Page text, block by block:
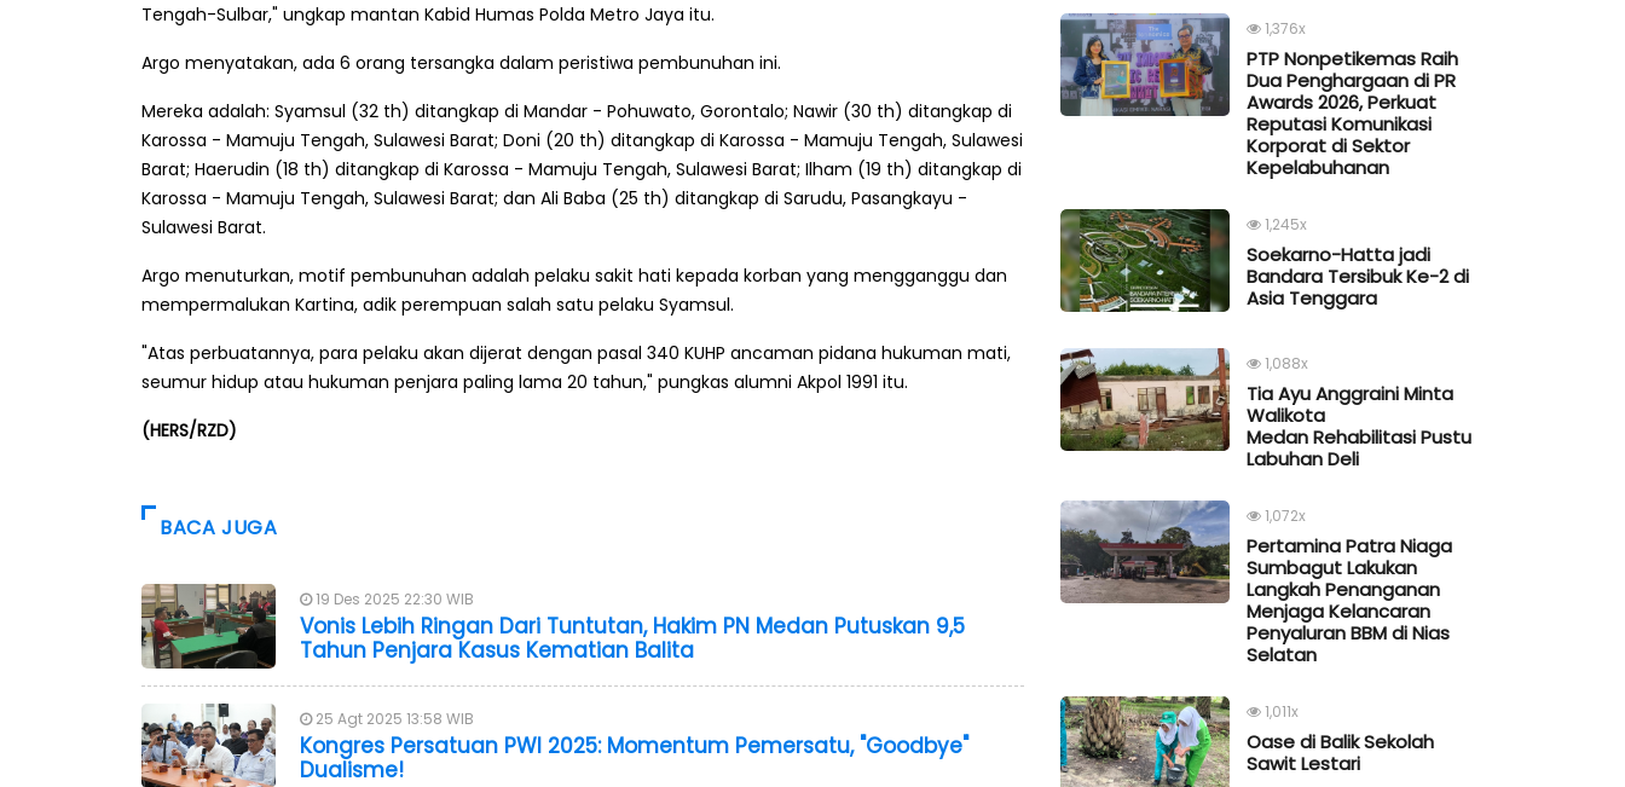
Tengah-Sulbar," ungkap mantan Kabid Humas Polda Metro Jaya itu.
Argo menyatakan, ada 6 orang tersangka dalam peristiwa pembunuhan ini.
Mereka adalah: Syamsul (32 th) ditangkap di Mandar - Pohuwato, Gorontalo; Nawir (30 th) ditangkap di
Karossa - Mamuju Tengah, Sulawesi Barat; Doni (20 th) ditangkap di Karossa - Mamuju Tengah, Sulawesi
Barat; Haerudin (18 th) ditangkap di Karossa - Mamuju Tengah, Sulawesi Barat; Ilham (19 th) ditangkap di
Karossa - Mamuju Tengah, Sulawesi Barat; dan Ali Baba (25 th) ditangkap di Sarudu, Pasangkayu -
Sulawesi Barat.
Argo menuturkan, motif pembunuhan adalah pelaku sakit hati kepada korban yang mengganggu dan
mempermalukan Kartina, adik perempuan salah satu pelaku Syamsul.
"Atas perbuatannya, para pelaku akan dijerat dengan pasal 340 KUHP ancaman pidana hukuman mati,
seumur hidup atau hukuman penjara paling lama 20 tahun," pungkas alumni Akpol 1991 itu.
(HERS/RZD)
BACA JUGA
19 Des 2025 22:30 WIB
Vonis Lebih Ringan Dari Tuntutan, Hakim PN Medan Putuskan 9,5
Tahun Penjara Kasus Kematian Balita
25 Agt 2025 13:58 WIB
Kongres Persatuan PWI 2025: Momentum Pemersatu, "Goodbye"
Dualisme!
1,376x
PTP Nonpetikemas Raih
Dua Penghargaan di PR
Awards 2026, Perkuat
Reputasi Komunikasi
Korporat di Sektor
Kepelabuhanan
1,245x
Soekarno-Hatta jadi
Bandara Tersibuk Ke-2 di
Asia Tenggara
1,088x
Tia Ayu Anggraini Minta
Walikota
Medan Rehabilitasi Pustu
Labuhan Deli
1,072x
Pertamina Patra Niaga
Sumbagut Lakukan
Langkah Penanganan
Menjaga Kelancaran
Penyaluran BBM di Nias
Selatan
1,011x
Oase di Balik Sekolah
Sawit Lestari